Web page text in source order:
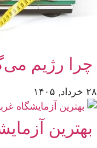
چرا رژیم
۲۸ خرداد, ۱۴۰۵
بهترین